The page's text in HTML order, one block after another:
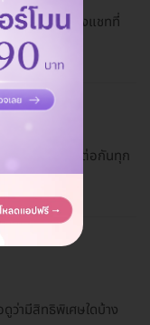
ได้ผ่านช่องทางแชทที่
ครั้ง?
ณ 5-8 ครั้ง ติดต่อกันทุก
ามีสิทธิพิเศษใดบ้าง